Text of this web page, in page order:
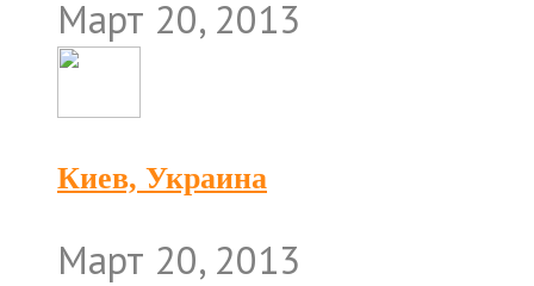
Март 20, 2013
Киев, Украина
Март 20, 2013